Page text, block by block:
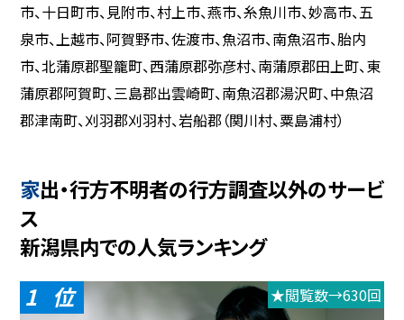
市、十日町市、見附市、村上市、燕市、糸魚川市、妙高市、五
泉市、上越市、阿賀野市、佐渡市、魚沼市、南魚沼市、胎内
市、北蒲原郡聖籠町、西蒲原郡弥彦村、南蒲原郡田上町、東
蒲原郡阿賀町、三島郡出雲崎町、南魚沼郡湯沢町、中魚沼
郡津南町、刈羽郡刈羽村、岩船郡（関川村、粟島浦村）
家出・行方不明者の行方調査以外のサービ
ス
新潟県内での人気ランキング
1 ★閲覧数→630回